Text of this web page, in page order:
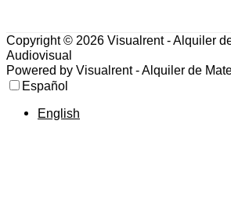
Copyright © 2026 Visualrent - Alquiler
Audiovisual
Powered by Visualrent - Alquiler de
Español
English